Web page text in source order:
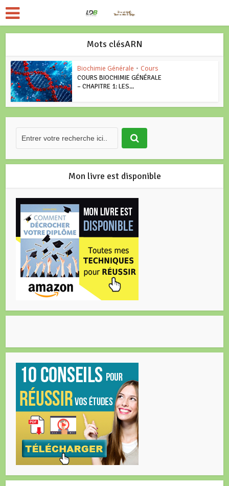
Mots clésARN
Biochimie Générale • Cours
COURS BIOCHIMIE GÉNÉRALE
– CHAPITRE 1: LES...
Mon livre est disponible